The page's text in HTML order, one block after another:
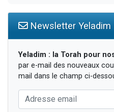
Newsletter Yeladim
Yeladim : la Torah pour
par e-mail des nouveaux
mail dans le champ ci-